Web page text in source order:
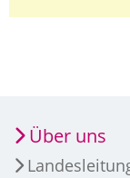
Über uns